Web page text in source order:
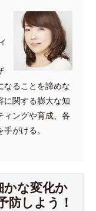
なることを諦めな
に関する膨大な知
ィングや育成、各
がける。
な変化か
防しよう！